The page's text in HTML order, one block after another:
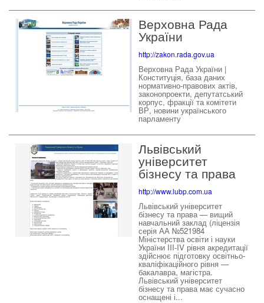
Верховна Рада
України
http://zakon.rada.gov.ua
Верховна Рада України |
Конституція, база даних
нормативно-правових актів,
законопроекти, депутатський
корпус, фракції та комітети
ВР, новини українського
парламенту
Львівський
університет
бізнесу та права
http://www.lubp.com.ua
Львівський університет
бізнесу та права — вищий
навчальний заклад (ліцензія
серія АА №521984
Міністерства освіти і науки
України III-IV рівня акредитації
здійснює підготовку освітньо-
кваліфікаційного рівня —
бакалавра, магістра.
Львівський університет
бізнесу та права має сучасно
оснащені і...